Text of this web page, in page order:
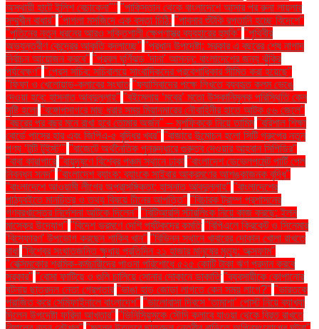
অস্থায়ী হাটে ইলিশ বেচাকেনা"'' "পাকিস্তান থেকে বাংলাদেশে আসার পর রুনা লায়লার
সম্মুখীন বাধার" "পাগলা মসজিদে এক বস্তা চিঠি: "পাবনার শুঁটকি রপ্তানি হচ্ছে বিদেশে"
"পুতিনের নতুন ধরনের আরও শক্তিশালী ক্ষেপণাস্ত্র ব্যবহারের হুমকি" "পৃথিবীর
অভ্যন্তরীণ কেন্দ্রের আকৃতি বদলাচ্ছে" "প্রধান উপদেষ্টা: সরকার এ বছরের শেষ নাগাদ
নির্বাচন আয়োজন করবে" "প্রবল ঘূর্ণিঝড় 'দানা' আসন্ন: বাংলাদেশের জন্য ঝুঁকির
পর্যবেক্ষণ" "প্রেস সচিব: সচিবালয়ে সাংবাদিকদের প্রবেশাধিকার সীমিত করা হয়েছে"
"ফিফা ও খেলোয়াড়-ক্লাবের সংঘাত "ফ্যাসিবাদের পক্ষে লিখতে ব্যবহৃত কলম ভেঙে
দেওয়া হবে: হাসনাত আবদুল্লাহ" "বইমেলায় ‘মবের’ মতো উসকানিমূলক পরিস্থিতি কেন
সৃষ্টি হলো "বঙ্গোপসাগরে মাছ ধরার সময় মিয়ানমারের নৌবাহিনীর হাতে আটক ৫৬ জেলে"
"বছরের পর বছর মনে রাখা হবে তোমার অর্জন" – মুশফিককে নিয়ে তামিম "বরিশাল শিক্ষা
বোর্ডে পাসের হার এবং জিপিএ-৫ বৃদ্ধির খবর" "বাজারে উন্মোচন হলো সিটি গ্রুপের নতুন
পণ্য ‘টুটি টুইস্ট’" "বাজেটে অর্থনৈতিক পুনরুদ্ধারে গুরুত্ব দেওয়ার আহ্বান সিপিডির"
"বাবা কারাগারে "বায়ুদূষণে বিশ্বের পঞ্চম স্থানে ঢাকা "বাংলাদেশ ডেভেলপমেন্ট পার্টি পেল
নিবন্ধন সনদ" "বাংলাদেশ ব্যাংক: ব্যাংকে সাইবার আক্রমণের আশঙ্কাজনক বৃদ্ধি"
"বাংলাদেশে আওয়ামী লীগের অপ্রাসঙ্গিকতা: হাসনাত আবদুল্লাহ" "বাংলাদেশের
পাঠ্যবইতে মানচিত্র ও তথ্য বিষয়ে চীনের আপত্তি" "বিচারক ট্রাম্প প্রশাসনের
গণবরখাস্তের নির্দেশনা আটকে দিলেন" "বিটিআরসি স্টারলিংক নিয়ে কাজ করছে: ইলন
মাস্কের উদ্যোগ" "বিদেশ ভ্রমণে দেশি পর্যটকদের কমতি "বিপিএলে ক্রিকেট ও সিনেমার
'বিস্ফোরণ' উপভোগ করছেন শাকিব খান" "বিভিন্ন স্থানে খাবারের দোকান খোলা রাখতে
বাধা "বিশ্বের সংঘাতজনিত ক্ষুধায় প্রতিদিন ২১ হাজার মানুষের মৃত্যু: অক্সফাম"
"বেক্সিমকোর শ্রমিক-কর্মচারীদের পাওনা পরিশোধে ৫২৫ কোটি টাকা ঋণ প্রদান করবে
সরকার" "বোমা ফাটিয়ে ও গুলি চালিয়ে সোনার দোকানে ডাকাতি "ব্যবসায়ীকে কোপানোর
ঘটনায় ছাত্রদল নেতা গ্রেপ্তার "ভাঙা হাড় জোড়া লাগতে কেন সময় লাগে?" "ভারতকে
পরাজিত করে সেমিফাইনালে বাংলাদেশ" "ভালোবাসা দিবসে ‘তামাশা’ পোস্ট নিয়ে ব্যাখ্যা
দিলেন উপদেষ্টা ফরিদা আখতার" "ভিনিসিয়ুসকে সৌদি ক্লাবে যাওয়া থেকে বিরত রাখতে